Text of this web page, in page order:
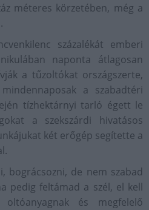
méteres körzetében, még a
százalékát emberi
naponta átlagosan
a tűzoltókat országszerte,
a szabadtéri
tízhektárnyi tarló égett le
a szekszárdi hivatásos
két erőgép segítette a
bográcsozni, de nem szabad
pedig feltámad a szél, el kell
és megfelelő